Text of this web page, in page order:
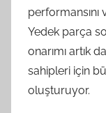
performansını
Yedek parça
onarımı artık
sahipleri için
oluşturuyor.